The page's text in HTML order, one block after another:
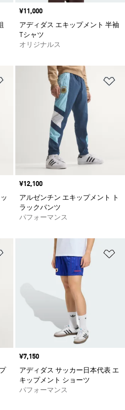
価格
¥11,000
アディダス エキップメント 半袖
Tシャツ
オリジナルス
ほしいものリストに追加
価格
¥12,100
アルゼンチン エキップメント ト
ラックパンツ
パフォーマンス
ほしいものリストに追加
価格
¥7,150
アディダス サッカー日本代表 エ
キップメント ショーツ
パフォーマンス